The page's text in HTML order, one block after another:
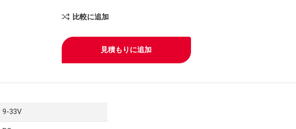
比較に追加
見積もりに追加
9-33V